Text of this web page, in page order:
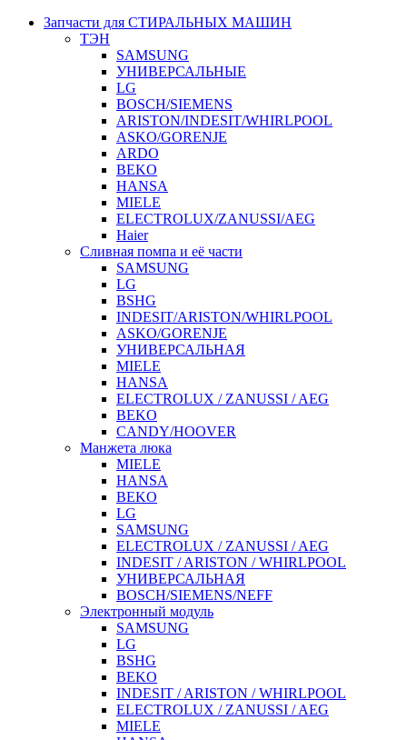
Запчасти для СТИРАЛЬНЫХ МАШИН
ТЭН
SAMSUNG
УНИВЕРСАЛЬНЫЕ
LG
BOSCH/SIEMENS
ARISTON/INDESIT/WHIRLPOOL
ASKO/GORENJE
ARDO
BEKO
HANSA
MIELE
ELECTROLUX/ZANUSSI/AEG
Haier
Сливная помпа и её части
SAMSUNG
LG
BSHG
INDESIT/ARISTON/WHIRLPOOL
ASKO/GORENJE
УНИВЕРСАЛЬНАЯ
MIELE
HANSA
ELECTROLUX / ZANUSSI / AEG
BEKO
CANDY/HOOVER
Манжета люка
MIELE
HANSA
BEKO
LG
SAMSUNG
ELECTROLUX / ZANUSSI / AEG
INDESIT / ARISTON / WHIRLPOOL
УНИВЕРСАЛЬНАЯ
BOSCH/SIEMENS/NEFF
Электронный модуль
SAMSUNG
LG
BSHG
BEKO
INDESIT / ARISTON / WHIRLPOOL
ELECTROLUX / ZANUSSI / AEG
MIELE